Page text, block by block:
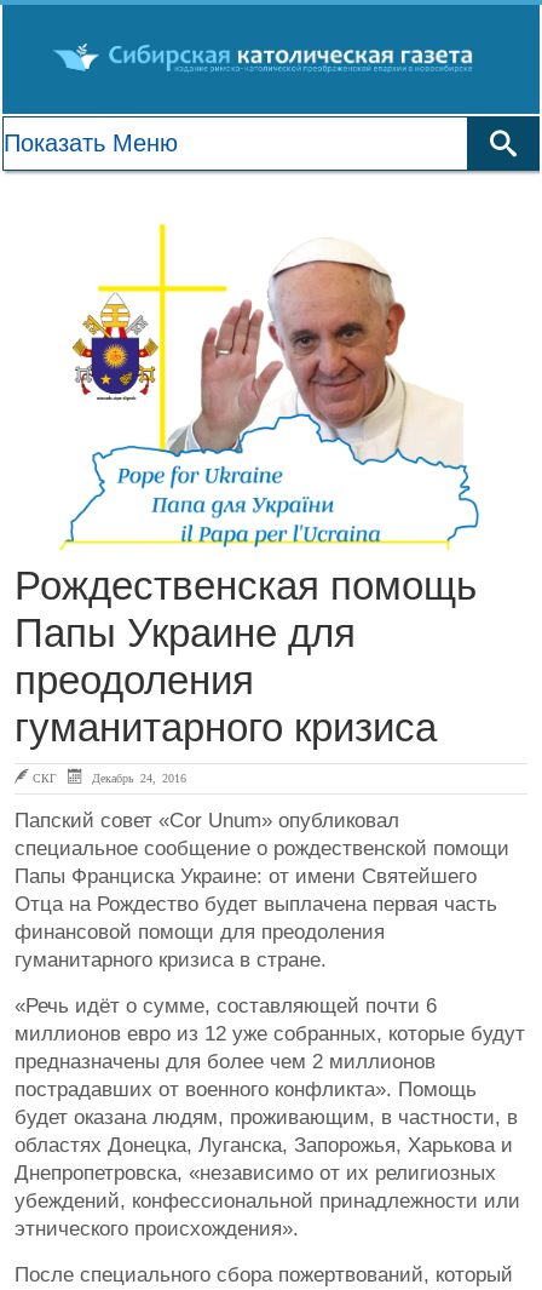
Рождественская помощь
Папы Украине для
преодоления
гуманитарного кризиса
СКГ Декабрь 24, 2016
Папский совет «Cor Unum» опубликовал
специальное сообщение о рождественской помощи
Папы Франциска Украине: от имени Святейшего
Отца на Рождество будет выплачена первая часть
финансовой помощи для преодоления
гуманитарного кризиса в стране.
«Речь идёт о сумме, составляющей почти 6
миллионов евро из 12 уже собранных, которые будут
предназначены для более чем 2 миллионов
пострадавших от военного конфликта». Помощь
будет оказана людям, проживающим, в частности, в
областях Донецка, Луганска, Запорожья, Харькова и
Днепропетровска, «независимо от их религиозных
убеждений, конфессиональной принадлежности или
этнического происхождения».
После специального сбора пожертвований, который